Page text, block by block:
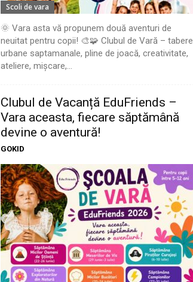
Scoli de vara
🌞 Vara asta vă propunem două aventuri de
neuitat pentru copii! 🎨🧩 Clubul de Vară – tabere
urbane saptamanale, pline de joacă, creativitate,
ateliere, mișcare,...
Clubul de Vacanță EduFriends –
Vara aceasta, fiecare săptămână
devine o aventură!
GOKID